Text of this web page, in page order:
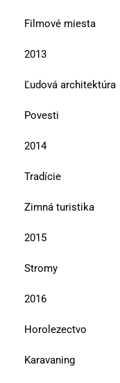
Filmové miesta
2013
Ľudová architektúra
Povesti
2014
Tradície
Zimná turistika
2015
Stromy
2016
Horolezectvo
Karavaning